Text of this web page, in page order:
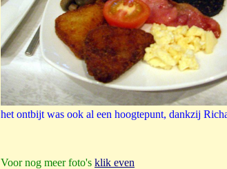
het ontbijt was ook al een hoogtepunt, dankzij
Voor nog meer foto's klik even